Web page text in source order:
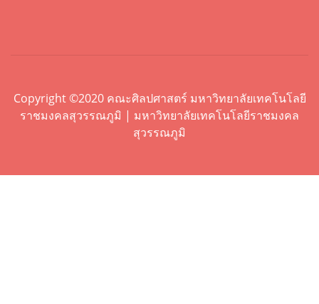
Copyright ©2020 คณะศิลปศาสตร์ มหาวิทยาลัยเทคโนโลยี
ราชมงคลสุวรรณภูมิ | มหาวิทยาลัยเทคโนโลยีราชมงคล
สุวรรณภูมิ